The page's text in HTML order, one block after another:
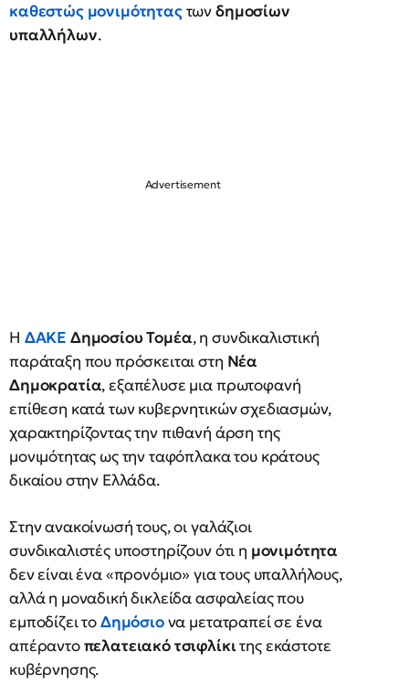
καθεστώς μονιμότηταςτωνδημοσίων
υπαλλήλων.
Η ΔΑΚΕ Δημοσίου Τομέα, η συνδικαλιστική
παράταξη που πρόσκειται στη Νέα
Δημοκρατία, εξαπέλυσε μια πρωτοφανή
επίθεση κατά των κυβερνητικών σχεδιασμών,
χαρακτηρίζοντας την πιθανή άρση της
μονιμότητας ως την ταφόπλακα του κράτους
δικαίου στην Ελλάδα.
Στην ανακοίνωσή τους, οι γαλάζιοι
συνδικαλιστές υποστηρίζουν ότι η μονιμότητα
δεν είναι ένα «προνόμιο» για τους υπαλλήλους,
αλλά η μοναδική δικλείδα ασφαλείας που
εμποδίζει τοΔημόσιονα μετατραπεί σε ένα
απέραντοπελατειακό τσιφλίκιτης εκάστοτε
κυβέρνησης.